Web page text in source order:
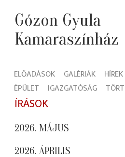
Gózon Gyula
Kamaraszínház
ELŐADÁSOK GALÉRIÁK HÍREK
ÉPÜLET
IGAZGATÓSÁG
ÍRÁSOK
2026. MÁJUS
2026. ÁPRILIS